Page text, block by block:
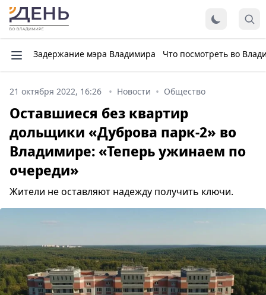
Задержание мэра Владимира Что посмотреть во
21 октября 2022, 16:26 Новости Общество
Оставшиеся без квартир
дольщики «Дуброва парк-2» во
Владимире: «Теперь ужинаем по
очереди»
Жители не оставляют надежду получить ключи.